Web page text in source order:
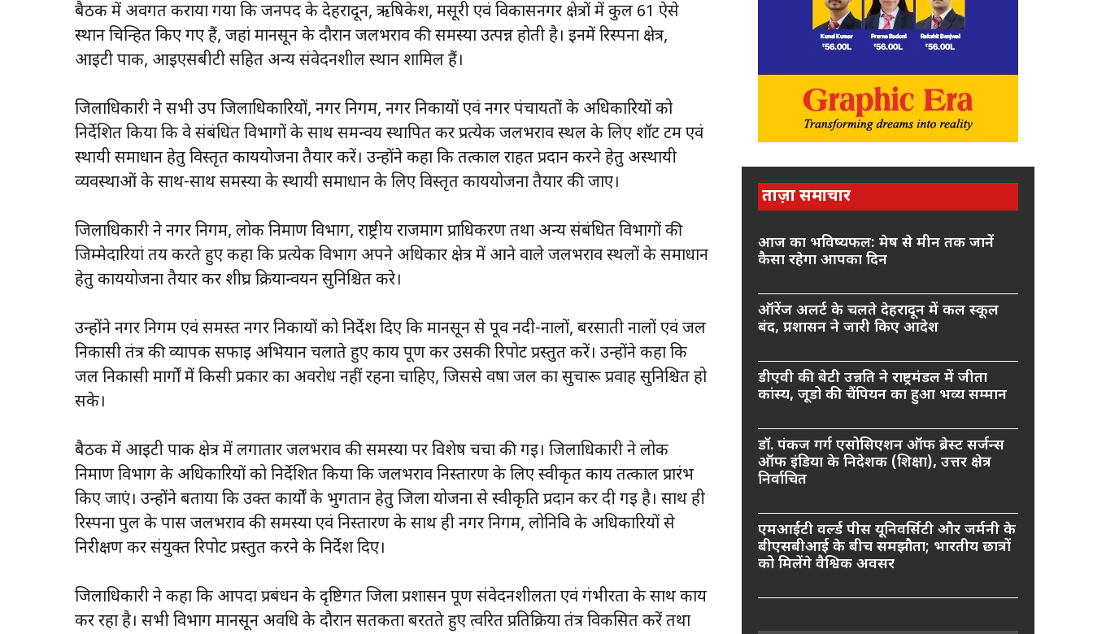
बैठक में अवगत कराया गया कि जनपद के देहरादून, ऋषिकेश, मसूरी एवं विकासनगर क्षेत्रों में कुल 61 ऐसे
स्थान चिन्हित किए गए हैं, जहां मानसून के दौरान जलभराव की समस्या उत्पन्न होती है। इनमें रिस्पना क्षेत्र,
आईटी पार्क, आईएसबीटी सहित अन्य संवेदनशील स्थान शामिल हैं।
जिलाधिकारी ने सभी उप जिलाधिकारियों, नगर निगम, नगर निकायों एवं नगर पंचायतों के अधिकारियों को
निर्देशित किया कि वे संबंधित विभागों के साथ समन्वय स्थापित कर प्रत्येक जलभराव स्थल के लिए शॉर्ट टर्म एवं
स्थायी समाधान हेतु विस्तृत कार्ययोजना तैयार करें। उन्होंने कहा कि तत्काल राहत प्रदान करने हेतु अस्थायी
व्यवस्थाओं के साथ-साथ समस्या के स्थायी समाधान के लिए विस्तृत कार्ययोजना तैयार की जाए।
जिलाधिकारी ने नगर निगम, लोक निर्माण विभाग, राष्ट्रीय राजमार्ग प्राधिकरण तथा अन्य संबंधित विभागों की
जिम्मेदारियां तय करते हुए कहा कि प्रत्येक विभाग अपने अधिकार क्षेत्र में आने वाले जलभराव स्थलों के समाधान
हेतु कार्ययोजना तैयार कर शीघ्र क्रियान्वयन सुनिश्चित करे।
उन्होंने नगर निगम एवं समस्त नगर निकायों को निर्देश दिए कि मानसून से पूर्व नदी-नालों, बरसाती नालों एवं जल
निकासी तंत्र की व्यापक सफाई अभियान चलाते हुए कार्य पूर्ण कर उसकी रिपोर्ट प्रस्तुत करें। उन्होंने कहा कि
जल निकासी मार्गों में किसी प्रकार का अवरोध नहीं रहना चाहिए, जिससे वर्षा जल का सुचारू प्रवाह सुनिश्चित हो
सके।
बैठक में आईटी पार्क क्षेत्र में लगातार जलभराव की समस्या पर विशेष चर्चा की गई। जिलाधिकारी ने लोक
निर्माण विभाग के अधिकारियों को निर्देशित किया कि जलभराव निस्तारण के लिए स्वीकृत कार्य तत्काल प्रारंभ
किए जाएं। उन्होंने बताया कि उक्त कार्यों के भुगतान हेतु जिला योजना से स्वीकृति प्रदान कर दी गई है। साथ ही
रिस्पना पुल के पास जलभराव की समस्या एवं निस्तारण के साथ ही नगर निगम, लोनिवि के अधिकारियों से
निरीक्षण कर संयुक्त रिपोर्ट प्रस्तुत करने के निर्देश दिए।
जिलाधिकारी ने कहा कि आपदा प्रबंधन के दृष्टिगत जिला प्रशासन पूर्ण संवेदनशीलता एवं गंभीरता के साथ कार्य
कर रहा है। सभी विभाग मानसून अवधि के दौरान सतर्कता बरतते हुए त्वरित प्रतिक्रिया तंत्र विकसित करें तथा
ताज़ा समाचार
आज का भविष्यफल: मेष से मीन तक जानें
कैसा रहेगा आपका दिन
ऑरेंज अलर्ट के चलते देहरादून में कल स्कूल
बंद, प्रशासन ने जारी किए आदेश
डीएवी की बेटी उन्नति ने राष्ट्रमंडल में जीता
कांस्य, जूडो की चैंपियन का हुआ भव्य सम्मान
डॉ. पंकज गर्ग एसोसिएशन ऑफ ब्रेस्ट सर्जन्स
ऑफ इंडिया के निदेशक (शिक्षा), उत्तर क्षेत्र
निर्वाचित
एमआईटी वर्ल्ड पीस यूनिवर्सिटी और जर्मनी के
बीएसबीआई के बीच समझौता; भारतीय छात्रों
को मिलेंगे वैश्विक अवसर